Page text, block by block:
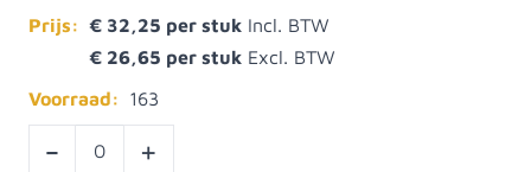
Prijs: € 32,25
€ 26,65
Voorraad:
163
- +